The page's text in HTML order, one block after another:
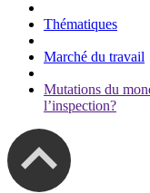
Thématiques
Marché du travail
Mutations du
l’inspection?